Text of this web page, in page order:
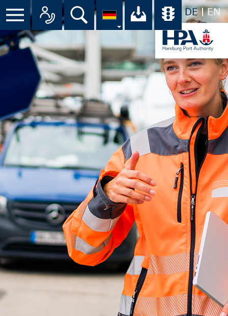
DE EN
Menü Alle Ansprechpartner im
Suche Ihr Download-